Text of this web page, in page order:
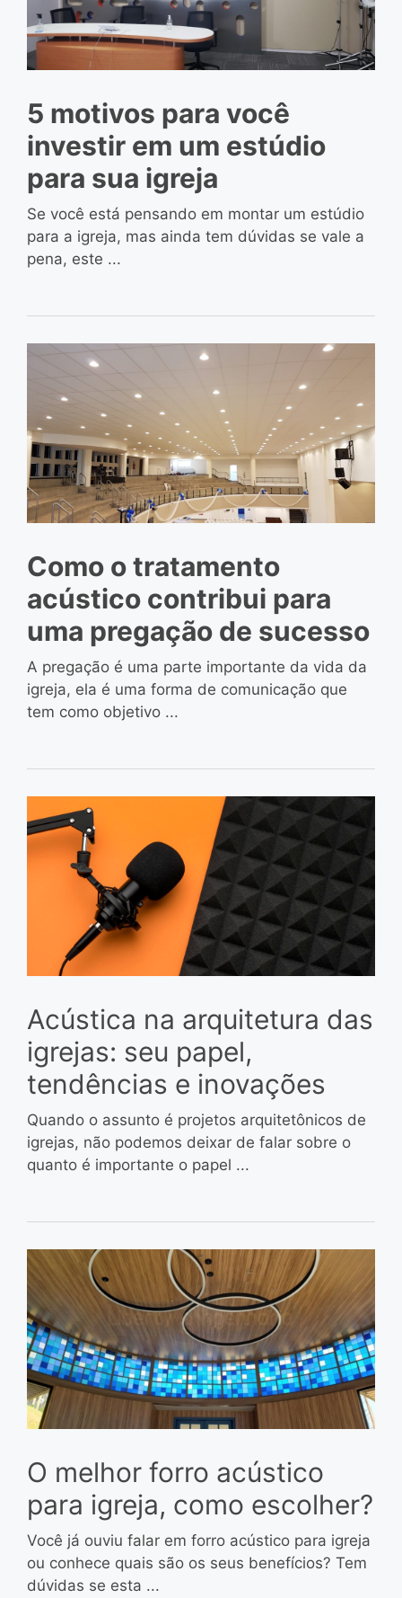
5 motivos para você
investir em um estúdio
para sua igreja
Se você está pensando em montar um estúdio
para a igreja, mas ainda tem dúvidas se vale a
pena, este ...
Como o tratamento
acústico contribui para
uma pregação de sucesso
A pregação é uma parte importante da vida da
igreja, ela é uma forma de comunicação que
tem como objetivo ...
Acústica na arquitetura das
igrejas: seu papel,
tendências e inovações
Quando o assunto é projetos arquitetônicos de
igrejas, não podemos deixar de falar sobre o
quanto é importante o papel ...
O melhor forro acústico
para igreja, como escolher?
Você já ouviu falar em forro acústico para igreja
ou conhece quais são os seus benefícios? Tem
dúvidas se esta ...